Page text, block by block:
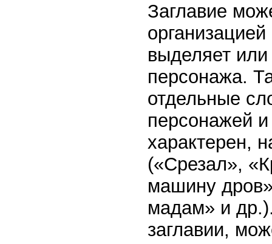
Заглавие
выделяет
персонажа.
отдельные
персонажей
характерен,
(«Срезал»,
машину
мадам» и
заглавии,